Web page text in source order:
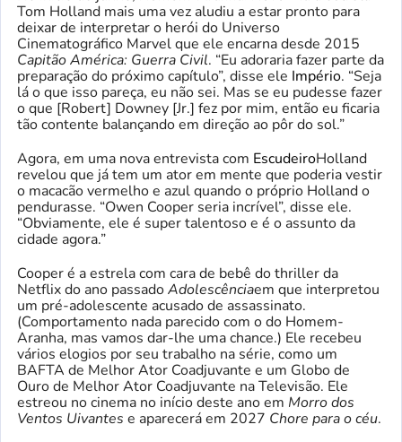
Tom Holland mais uma vez aludiu a estar pronto para
deixar de interpretar o herói do Universo
Cinematográfico Marvel que ele encarna desde 2015
Capitão América: Guerra Civil. “Eu adoraria fazer parte da
preparação do próximo capítulo”, disse ele Império. “Seja
lá o que isso pareça, eu não sei. Mas se eu pudesse fazer
o que [Robert] Downey [Jr.] fez por mim, então eu ficaria
tão contente balançando em direção ao pôr do sol.”
Agora, em uma nova entrevista com EscudeiroHolland
revelou que já tem um ator em mente que poderia vestir
o macacão vermelho e azul quando o próprio Holland o
pendurasse. “Owen Cooper seria incrível”, disse ele.
“Obviamente, ele é super talentoso e é o assunto da
cidade agora.”
Cooper é a estrela com cara de bebê do thriller da
Netflix do ano passadoAdolescênciaem que interpretou
um pré-adolescente acusado de assassinato.
(Comportamento nada parecido com o do Homem-
Aranha, mas vamos dar-lhe uma chance.) Ele recebeu
vários elogios por seu trabalho na série, como um
BAFTA de Melhor Ator Coadjuvante e um Globo de
Ouro de Melhor Ator Coadjuvante na Televisão. Ele
estreou no cinema no início deste ano em Morro dos
Ventos Uivantes e aparecerá em 2027 Chore para o céu.